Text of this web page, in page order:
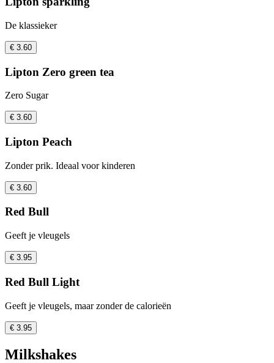
De klassieker
€ 3.60
Lipton Zero green tea
Zero Sugar
€ 3.60
Lipton Peach
Zonder prik. Ideaal voor kinderen
€ 3.60
Red Bull
Geeft je vleugels
€ 3.95
Red Bull Light
Geeft je vleugels, maar zonder de calorieën
€ 3.95
Milkshakes